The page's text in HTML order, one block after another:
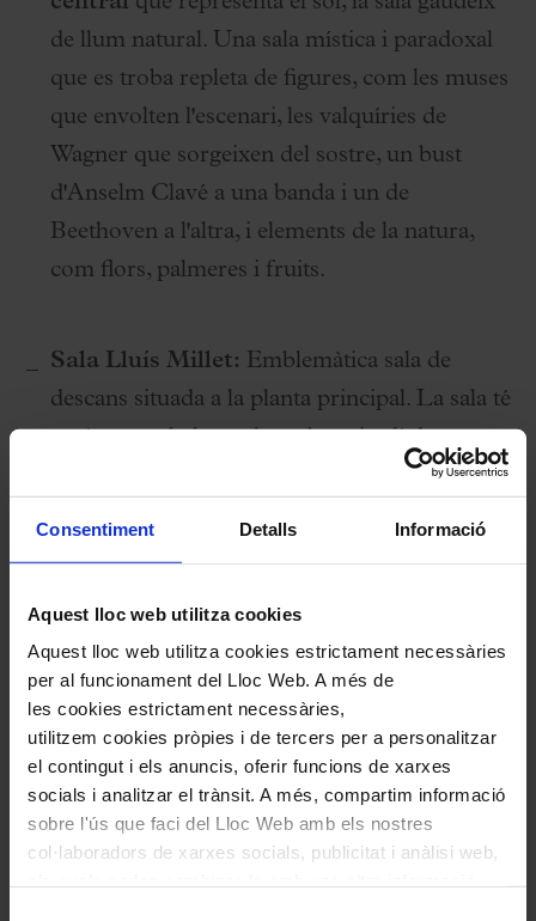
Consentiment Detalls Informació
Aquest lloc web utilitza cookies
Aquest lloc web utilitza cookies estrictament necessàries
per al funcionament del Lloc Web. A més de
les cookies estrictament necessàries,
utilitzem cookies pròpies i de tercers per a personalitzar
el contingut i els anuncis, oferir funcions de xarxes
socials i analitzar el trànsit. A més, compartim informació
sobre l'ús que faci del Lloc Web amb els nostres
col·laboradors de xarxes socials, publicitat i anàlisi web,
de llum natural. Una sala mística i paradoxal
que es troba repleta de figures, com les muses
que envolten l'escenari, les valquíries de
Wagner que sorgeixen del sostre, un bust
d'Anselm Clavé a una banda i un de
Beethoven a l'altra, i elements de la natura,
com flors, palmeres i fruits.
Sala Lluís Millet: Emblemàtica sala de
descans situada a la planta principal. La sala té
columnes, totes diferents i coronades per
Plaça del Palau:Atreveix-te a tocar el
piano! ElConcurs Internacional de Música
Maria Canalscedirà un piano perquè tothom
pugui convertir-se en intèrpret del Palau per
un dia.